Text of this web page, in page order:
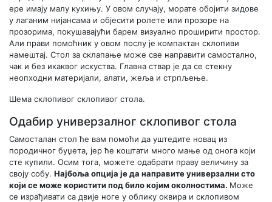
ере имају малу кухињу. У овом случају, морате обојити зидове
у лаганим нијансама и објесити ролете или прозоре на
прозорима, покушавајући барем визуално проширити простор.
Али прави помоћник у овом послу је компактан склопиви
намештај. Стол за склапање може све направити самостално,
чак и без икаквог искуства. Главна ствар је да се стекну
неопходни материјали, алати, жеља и стрпљење.
Шема склопивог склопивог стола.
Одабир универзалног склопивог стола
Самосталан стол ће вам помоћи да уштедите новац из
породичног буџета, јер ће коштати много мање од онога који
сте купили. Осим тога, можете одабрати праву величину за
своју собу. Најбоља опција је да направите универзални сто
који се може користити под било којим околностима. Може
се израђивати са двије ноге у облику оквира и склопивом